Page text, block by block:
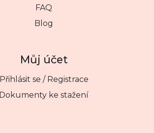
FAQ
Blog
Můj účet
Přihlásit se / Registrace
Dokumenty ke stažení